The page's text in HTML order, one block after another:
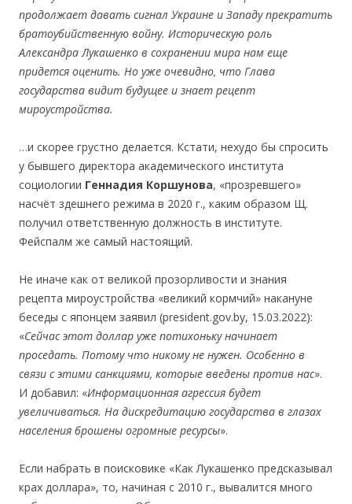
продолжает давать сигнал Украине и Западу прекратить
братоубийственную войну. Историческую роль
Александра Лукашенко в сохранении мира нам еще
придется оценить. Но уже очевидно, что Глава
государства видит будущее и знает рецепт
мироустройства.
…и скорее грустно делается. Кстати, нехудо бы спросить
у бывшего директора академического института
социологии Геннадия Коршунова, «прозревшего»
насчёт здешнего режима в 2020 г., каким образом Щ.
получил ответственную должность в институте.
Фейспалм же самый настоящий.
Не иначе как от великой прозорливости и знания
рецепта мироустройства «великий кормчий» накануне
беседы с японцем заявил (president.gov.by, 15.03.2022):
«Сейчас этот доллар уже потихоньку начинает
проседать. Потому что никому не нужен. Особенно в
связи с этими санкциями, которые введены против нас».
И добавил: «Информационная агрессия будет
увеличиваться. На дискредитацию государства в глазах
населения брошены огромные ресурсы».
Если набрать в поисковике «Как Лукашенко предсказывал
крах доллара», то, начиная с 2010 г., вывалится много